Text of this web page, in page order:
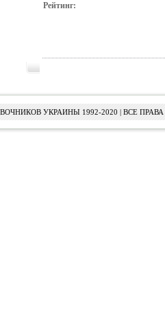
Рейтинг:
УКРАИНЫ 1992-2020 | ВСЕ